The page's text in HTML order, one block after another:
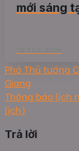
mới sáng
Phó Thủ tướng
Giang
Thông báo lịch
lịch)
Trả lời